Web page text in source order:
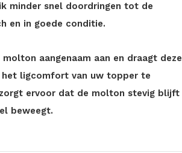
minder snel doordringen tot de
en in goede conditie.
aangenaam aan en draagt deze
ligcomfort van uw topper te
ervoor dat de molton stevig blijft
beweegt.